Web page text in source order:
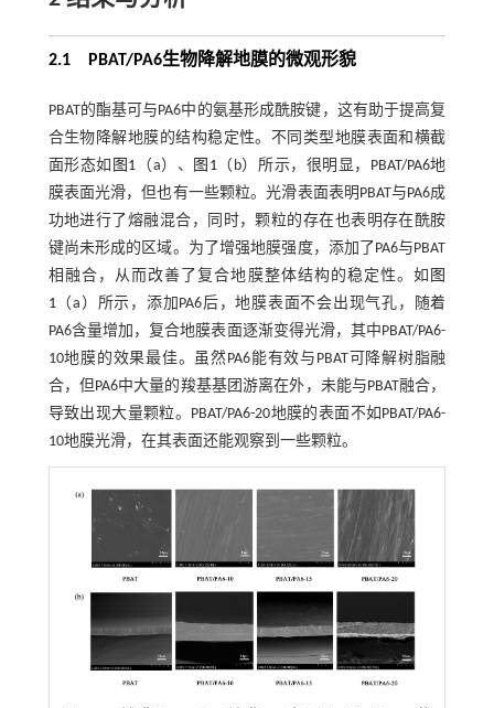
2.1 PBAT/PA6生物降解地膜的微观形貌
PBAT的酯基可与PA6中的氨基形成酰胺键，这有助于提高复
合生物降解地膜的结构稳定性。不同类型地膜表面和横截
面形态如 图1 （a）、 图1（b）所示，很明显，PBAT/PA6地
膜表面光滑，但也有一些颗粒。光滑表面表明PBAT与PA6成
功地进行了熔融混合，同时，颗粒的存在也表明存在酰胺
键尚未形成的区域。为了增强地膜强度，添加了PA6与PBAT
相融合，从而改善了复合地膜整体结构的稳定性。如 图
1（a）所示，添加PA6后，地膜表面不会出现气孔，随着
PA6含量增加，复合地膜表面逐渐变得光滑，其中PBAT/PA6-
10地膜的效果最佳。虽然PA6能有效与PBAT可降解树脂融
合，但PA6中大量的羧基基团游离在外，未能与PBAT融合，
导致出现大量颗粒。PBAT/PA6-20地膜的表面不如PBAT/PA6-
10地膜光滑，在其表面还能观察到一些颗粒。